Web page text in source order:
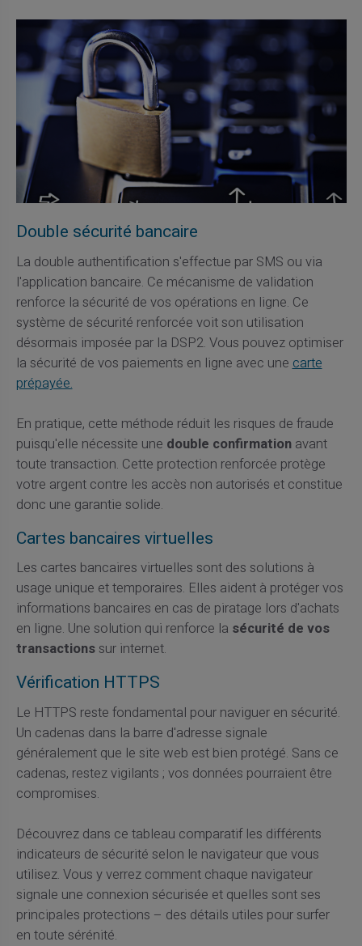
Double sécurité bancaire
La double authentification s'effectue par SMS ou via
l'application bancaire. Ce mécanisme de validation
renforce la sécurité de vos opérations en ligne. Ce
système de sécurité renforcée voit son utilisation
désormais imposée par la DSP2. Vous pouvez optimiser
la sécurité de vos paiements en ligne avec une carte
prépayée.
En pratique, cette méthode réduit les risques de fraude
puisqu'elle nécessite une double confirmationavant
toute transaction. Cette protection renforcée protège
votre argent contre les accès non autorisés et constitue
donc une garantie solide.
Cartes bancaires virtuelles
Les cartes bancaires virtuelles sont des solutions à
usage unique et temporaires. Elles aident à protéger vos
informations bancaires en cas de piratage lors d'achats
en ligne. Une solution qui renforce la sécurité de vos
transactionssur internet.
Vérification HTTPS
Le HTTPS reste fondamental pour naviguer en sécurité.
Un cadenas dans la barre d'adresse signale
généralement que le site web est bien protégé. Sans ce
cadenas, restez vigilants ; vos données pourraient être
compromises.
Découvrez dans ce tableau comparatif les différents
indicateurs de sécurité selon le navigateur que vous
utilisez. Vous y verrez comment chaque navigateur
signale une connexion sécurisée et quelles sont ses
principales protections – des détails utiles pour surfer
en toute sérénité.